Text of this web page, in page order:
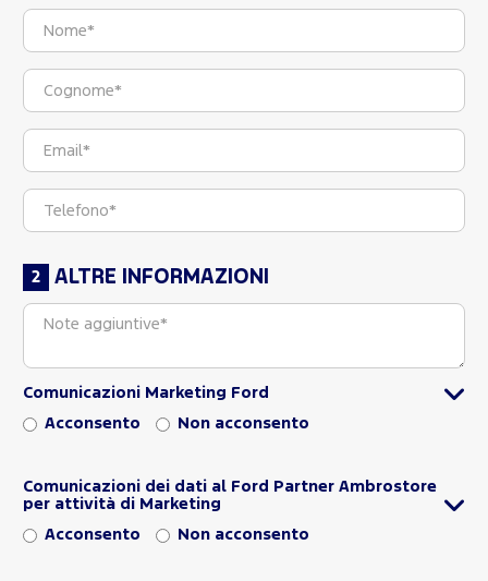
ALTRE INFORMAZIONI
Comunicazioni Marketing Ford
Acconsento Non acconsento
Comunicazioni dei dati al Ford Partner Ambrostore
per attività di Marketing
Acconsento Non acconsento